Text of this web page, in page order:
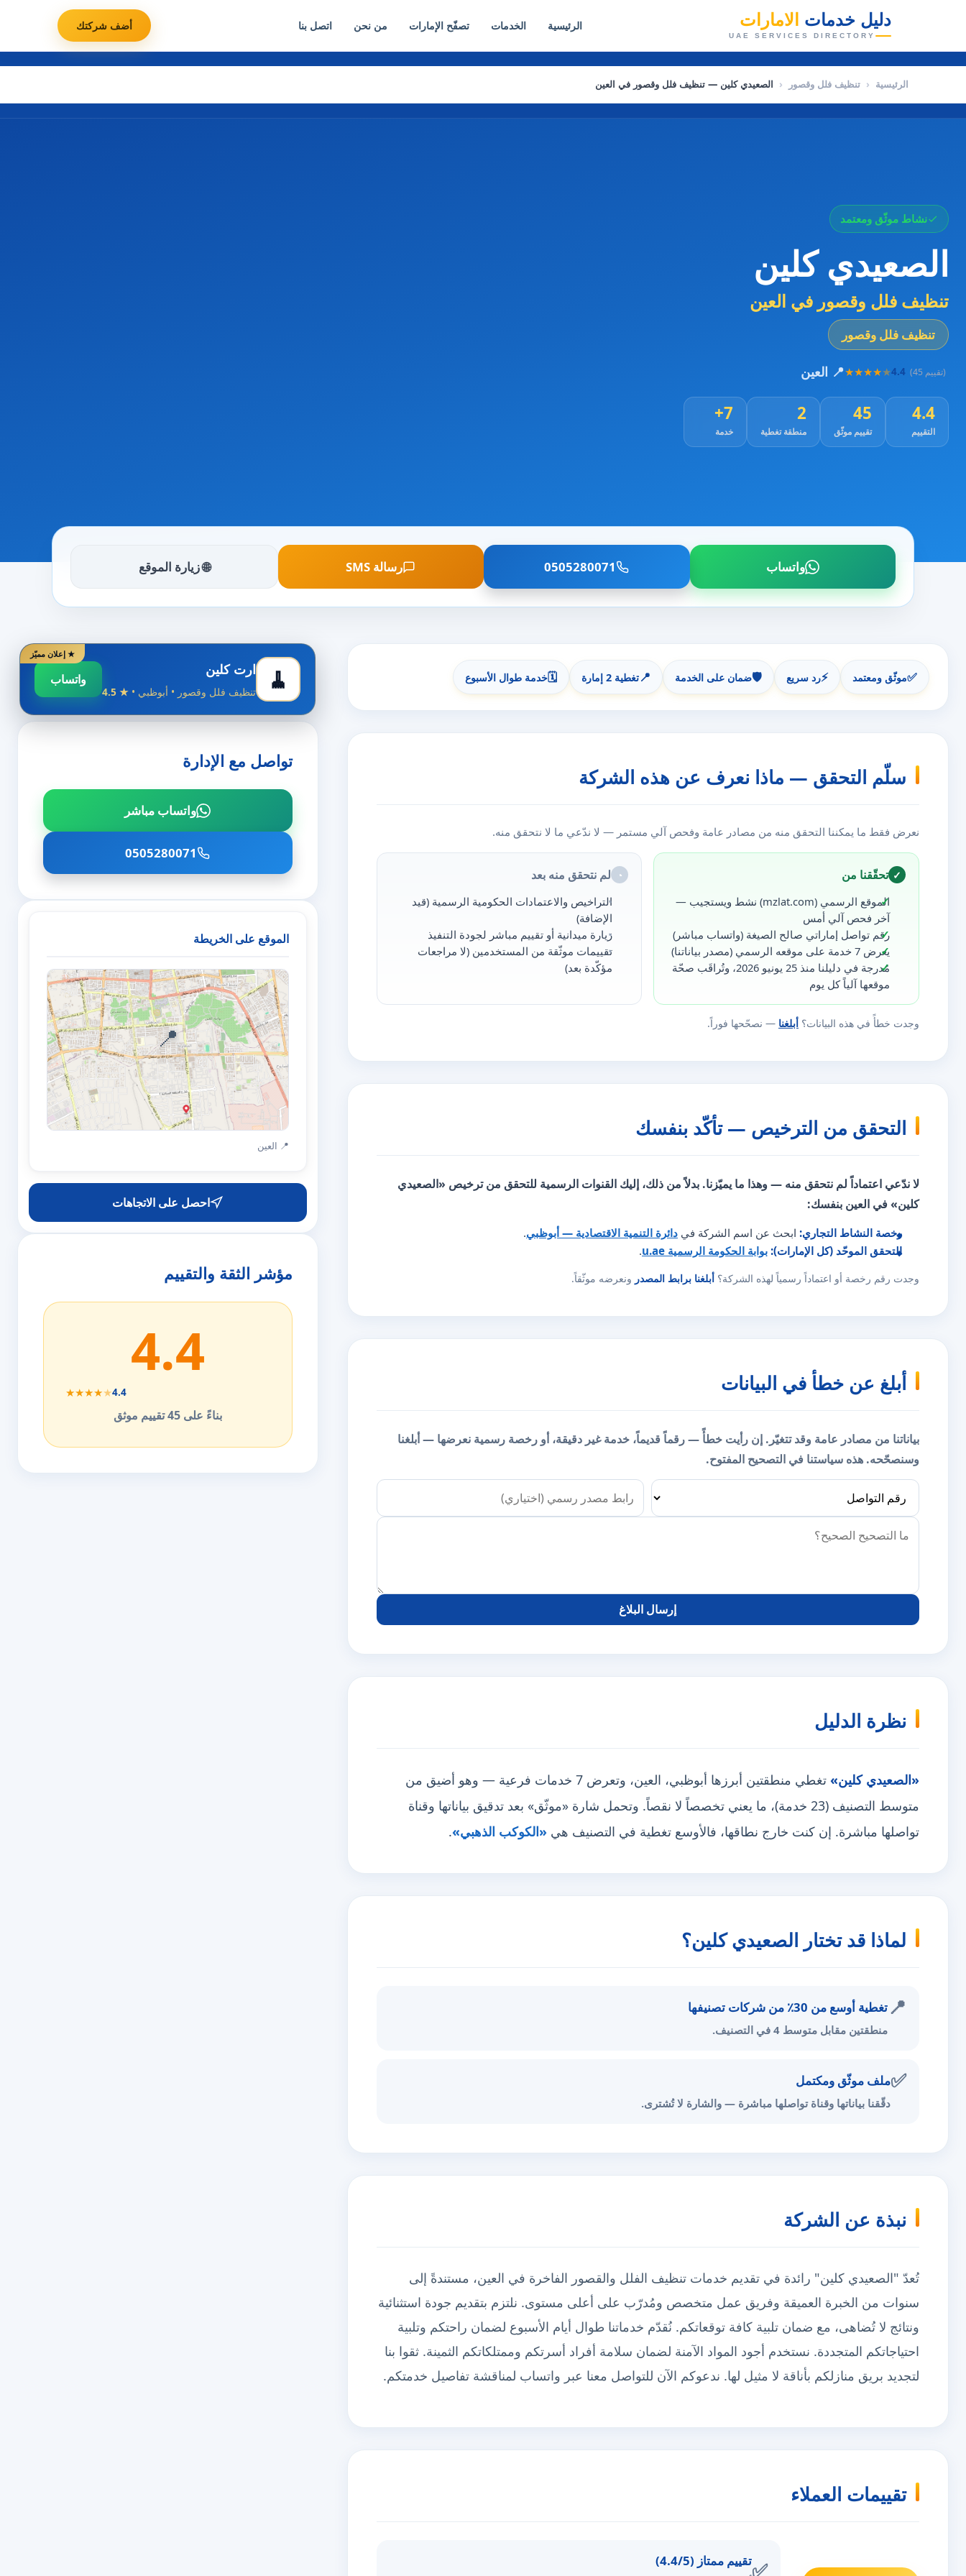
دليل خدمات الامارات
UAE SERVICES DIRECTORY
الرئيسية الخدمات تصفّح الإمارات من نحن اتصل بنا أضف شركتك
الرئيسية ‹ تنظيف فلل وقصور ‹ الصعيدي كلين — تنظيف فلل وقصور في العين
نشاط موثّق ومعتمد
الصعيدي كلين
تنظيف فلل وقصور في العين
تنظيف فلل وقصور
★★★★★4.4 (45 تقييم) 📍 العين
4.4
التقييم
45
تقييم موثّق
2
منطقة تغطية
7+
خدمة
واتساب 0505280071 رسالة SMS 🌐 زيارة الموقع
✅موثّق ومعتمد ⚡رد سريع 🛡️ضمان على الخدمة 📍تغطية 2 إمارة 🗓️خدمة طوال الأسبوع
سلّم التحقق — ماذا نعرف عن هذه الشركة
نعرض فقط ما يمكننا التحقق منه من مصادر عامة وفحص آلي مستمر — لا ندّعي ما لا نتحقق منه.
✓ تحقّقنا من
الموقع الرسمي (mzlat.com) نشط ويستجيب —
آخر فحص آلي أمس
رقم تواصل إماراتي صالح الصيغة (واتساب مباشر)
يعرض 7 خدمة على موقعه الرسمي (مصدر بياناتنا)
مُدرجة في دليلنا منذ 25 يونيو 2026، وتُراقَب صحّة
موقعها آلياً كل يوم
◔ لم نتحقق منه بعد
التراخيص والاعتمادات الحكومية الرسمية (قيد
الإضافة)
زيارة ميدانية أو تقييم مباشر لجودة التنفيذ
تقييمات موثّقة من المستخدمين (لا مراجعات
مؤكّدة بعد)
وجدت خطأً في هذه البيانات؟ أبلغنا — نصحّحها فوراً.
التحقق من الترخيص — تأكّد بنفسك
لا ندّعي اعتماداً لم نتحقق منه — وهذا ما يميّزنا. بدلاً من ذلك، إليك القنوات الرسمية للتحقق من ترخيص «الصعيدي
كلين» في العين بنفسك:
رخصة النشاط التجاري: ابحث عن اسم الشركة في دائرة التنمية الاقتصادية — أبوظبي.
التحقق الموحّد (كل الإمارات): بوابة الحكومة الرسمية u.ae .
وجدت رقم رخصة أو اعتماداً رسمياً لهذه الشركة؟ أبلغنا برابط المصدر ونعرضه موثّقاً.
أبلغ عن خطأ في البيانات
بياناتنا من مصادر عامة وقد تتغيّر. إن رأيت خطأً — رقماً قديماً، خدمة غير دقيقة، أو رخصة رسمية نعرضها — أبلغنا
وسنصحّحه. هذه سياستنا في التصحيح المفتوح.
إرسال البلاغ
نظرة الدليل
«الصعيدي كلين»
تغطي منطقتين أبرزها أبوظبي، العين، وتعرض 7 خدمات فرعية — وهو أضيق من
متوسط التصنيف (23 خدمة)، ما يعني تخصصاً لا نقصاً. وتحمل شارة «موثّق» بعد تدقيق بياناتها وقناة
تواصلها مباشرة. إن كنت خارج نطاقها، فالأوسع تغطية في التصنيف هي «الكوكب الذهبي».
لماذا قد تختار الصعيدي كلين؟
📍تغطية أوسع من 30٪ من شركات تصنيفها
منطقتين مقابل متوسط 4 في التصنيف.
✅ملف موثّق ومكتمل
دقّقنا بياناتها وقناة تواصلها مباشرة — والشارة لا تُشترى.
نبذة عن الشركة
تُعدّ "الصعيدي كلين" رائدة في تقديم خدمات تنظيف الفلل والقصور الفاخرة في العين، مستندةً إلى
سنوات من الخبرة العميقة وفريق عمل متخصص ومُدرّب على أعلى مستوى. نلتزم بتقديم جودة استثنائية
ونتائج لا تُضاهى، مع ضمان تلبية كافة توقعاتكم. نُقدّم خدماتنا طوال أيام الأسبوع لضمان راحتكم وتلبية
احتياجاتكم المتجددة. نستخدم أجود المواد الآمنة لضمان سلامة أفراد أسرتكم وممتلكاتكم الثمينة. ثقوا بنا
لتجديد بريق منازلكم بأناقة لا مثيل لها. ندعوكم الآن للتواصل معنا عبر واتساب لمناقشة تفاصيل خدمتكم.
تقييمات العملاء
✅تقييم ممتاز (4.4/5)
★ إعلان مميّز
🧹 ارت كلين
تنظيف فلل وقصور • أبوظبي • ★ 4.5
واتساب
تواصل مع الإدارة
واتساب مباشر
0505280071
الموقع على الخريطة
📍
📍 العين
احصل على الاتجاهات
مؤشر الثقة والتقييم
4.4
★★★★★4.4
بناءً على 45 تقييم موثق